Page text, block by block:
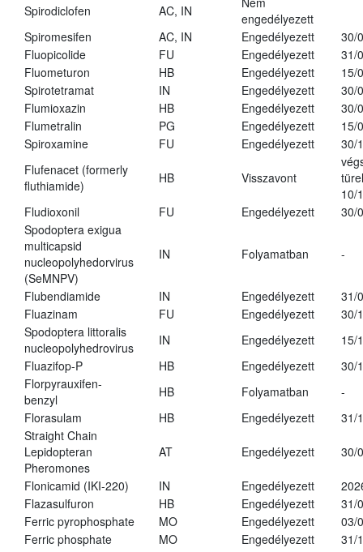
Spirodiclofen
AC, IN
engedélyezett
Spiromesifen
AC, IN Engedélyezett
30/
Fluopicolide
FU Engedélyezett
31/
Fluometuron
HB Engedélyezett
15/
Spirotetramat
IN Engedélyezett
30/
Flumioxazin
HB Engedélyezett
30/
Flumetralin
PG Engedélyezett
15/
Spiroxamine
FU Engedélyezett
30/
Flufenacet (formerly
fluthiamide)
HB Visszavont
10/
Fludioxonil
FU Engedélyezett
30/
Spodoptera exigua
multicapsid
nucleopolyhedorvirus
(SeMNPV)
IN Folyamatban -
Flubendiamide IN Engedélyezett
31/
Fluazinam
FU Engedélyezett
30/
Spodoptera littoralis
nucleopolyhedrovirus
IN Engedélyezett
15/
Fluazifop-P
HB Engedélyezett
30/
Florpyrauxifen-
benzyl
HB Folyamatban
-
Florasulam
HB Engedélyezett
31/
Straight Chain
Lepidopteran
Pheromones
AT Engedélyezett 30/
Flonicamid (IKI-220) IN Engedélyezett
Flazasulfuron
HB Engedélyezett
31/
Ferric pyrophosphate
MO Engedélyezett
03/
Ferric phosphate
MO Engedélyezett
31/